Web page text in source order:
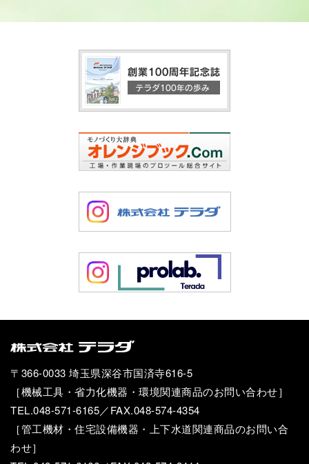
〒366-0033 埼玉県深谷市国済寺616-5
［機械工具・省力化機器・環境関連商品のお問い合わせ］
TEL.048-571-6165／FAX.048-574-4354
［管工機材・住宅設備機器・上下水道関連商品のお問い合
わせ］